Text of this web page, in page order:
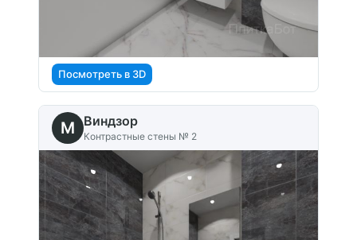
Посмотреть в 3D
M Виндзор
Контрастные стены № 2